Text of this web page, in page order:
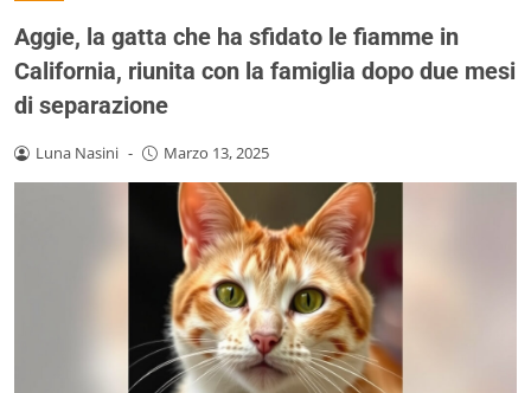
Aggie, la gatta che ha sfidato le fiamme in
California, riunita con la famiglia dopo due mesi
di separazione
Luna Nasini - Marzo 13, 2025